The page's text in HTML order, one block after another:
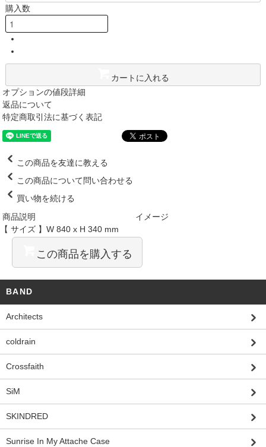
購入数
カートに入れる
オプションの値段詳細
返品について
特定商取引法に基づく表記
この商品を友達に教える
この商品について問い合わせる
買い物を続ける
商品説明
イメージ
【 サイズ 】W 840 x H 340 mm
この商品を購入する
BAND
Architects
coldrain
Crossfaith
SiM
SKINDRED
Sunrise In My Attache Case